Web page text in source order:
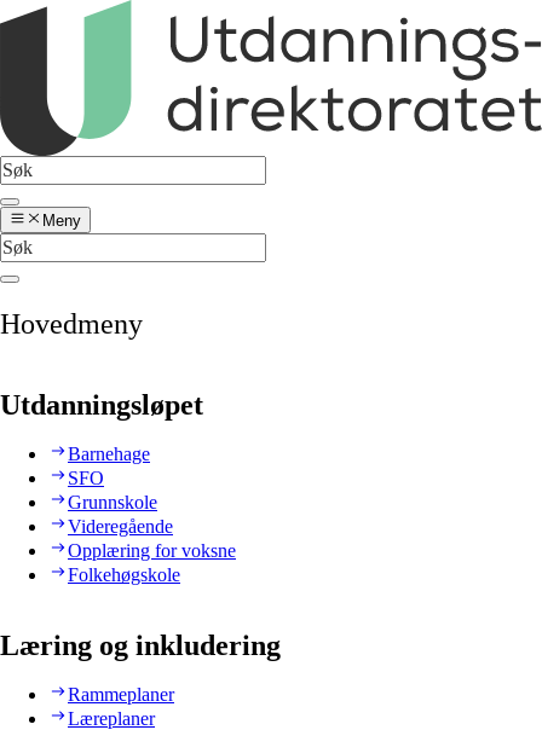
Meny
Hovedmeny
Utdanningsløpet
Barnehage
SFO
Grunnskole
Videregående
Opplæring for voksne
Folkehøgskole
Læring og inkludering
Rammeplaner
Læreplaner